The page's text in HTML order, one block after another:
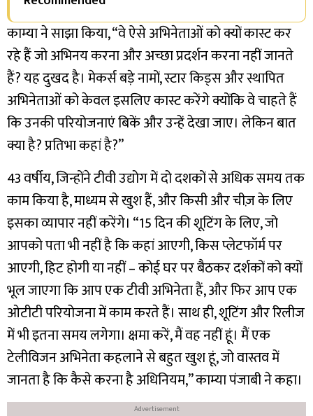
काम्या ने साझा किया, “वे ऐसे अभिनेताओं को क्यों कास्ट कर
रहे हैं जो अभिनय करना और अच्छा प्रदर्शन करना नहीं जानते
हैं? यह दुखद है। मेकर्स बड़े नामों, स्टार किड्स और स्थापित
अभिनेताओं को केवल इसलिए कास्ट करेंगे क्योंकि वे चाहते हैं
कि उनकी परियोजनाएं बिकें और उन्हें देखा जाए। लेकिन बात
क्या है? प्रतिभा कहां है?”
43 वर्षीय, जिन्होंने टीवी उद्योग में दो दशकों से अधिक समय तक
काम किया है, माध्यम से खुश हैं, और किसी और चीज़ के लिए
इसका व्यापार नहीं करेंगे। “15 दिन की शूटिंग के लिए, जो
आपको पता भी नहीं है कि कहां आएगी, किस प्लेटफॉर्म पर
आएगी, हिट होगी या नहीं – कोई घर पर बैठकर दर्शकों को क्यों
भूल जाएगा कि आप एक टीवी अभिनेता हैं, और फिर आप एक
ओटीटी परियोजना में काम करते हैं। साथ ही, शूटिंग और रिलीज
में भी इतना समय लगेगा। क्षमा करें, मैं वह नहीं हूं। मैं एक
टेलीविजन अभिनेता कहलाने से बहुत खुश हूं, जो वास्तव में
जानता है कि कैसे करना है अधिनियम,” काम्या पंजाबी ने कहा।